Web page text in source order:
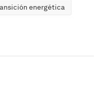
energética